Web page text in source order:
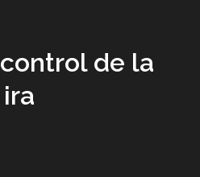
control de la
ira